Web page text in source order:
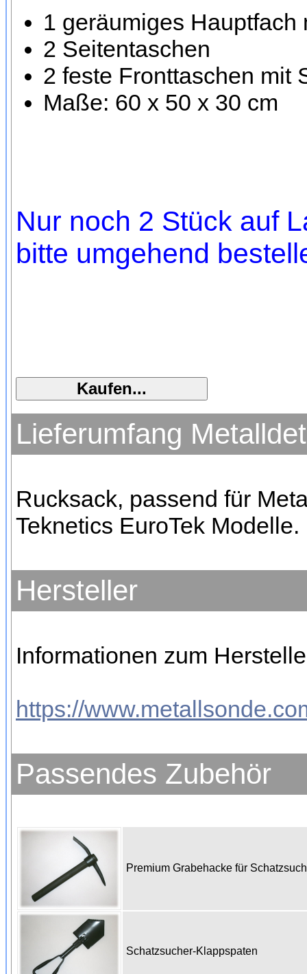
1 geräumiges Hauptfach
2 Seitentaschen
2 feste Fronttaschen mit
Maße: 60 x 50 x 30 cm
Nur noch 2 Stück auf
bitte umgehend
Lieferumfang
Rucksack, passend für
Teknetics EuroTek Modelle.
Hersteller
Informationen zum
https://
Passendes Zubehör
Premium Grabehacke für
Schatzsucher-Klappspaten